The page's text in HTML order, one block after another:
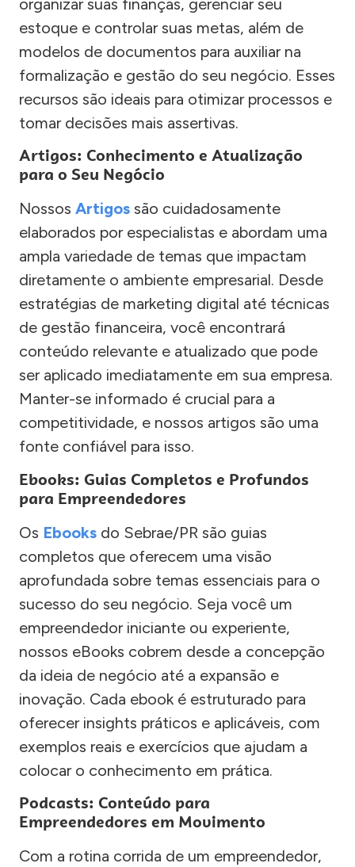
organizar suas finanças, gerenciar seu
estoque e controlar suas metas, além de
modelos de documentos para auxiliar na
formalização e gestão do seu negócio. Esses
recursos são ideais para otimizar processos e
tomar decisões mais assertivas.
Artigos: Conhecimento e Atualização
para o Seu Negócio
Nossos Artigos são cuidadosamente
elaborados por especialistas e abordam uma
ampla variedade de temas que impactam
diretamente o ambiente empresarial. Desde
estratégias de marketing digital até técnicas
de gestão financeira, você encontrará
conteúdo relevante e atualizado que pode
ser aplicado imediatamente em sua empresa.
Manter-se informado é crucial para a
competitividade, e nossos artigos são uma
fonte confiável para isso.
Ebooks: Guias Completos e Profundos
para Empreendedores
Os Ebooks do Sebrae/PR são guias
completos que oferecem uma visão
aprofundada sobre temas essenciais para o
sucesso do seu negócio. Seja você um
empreendedor iniciante ou experiente,
nossos eBooks cobrem desde a concepção
da ideia de negócio até a expansão e
inovação. Cada ebook é estruturado para
oferecer insights práticos e aplicáveis, com
exemplos reais e exercícios que ajudam a
colocar o conhecimento em prática.
Podcasts: Conteúdo para
Empreendedores em Movimento
Com a rotina corrida de um empreendedor,